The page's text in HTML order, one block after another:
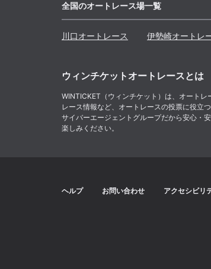
全国のオートレース場一覧
川口オートレース 伊勢崎オートレ
ウィンチケットオートレースとは
WINTICKET（ウィンチケット）は、オート
レース情報など、オートレースの投票に役立
サイバーエージェントグループだから安心・
楽しみください。
ヘルプ お問い合わせ アクセシビリ